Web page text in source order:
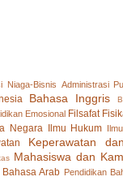
Niaga-Bisnis Administrasi
Bahasa Inggris
Emosional Filsafat
Negara Ilmu Hukum
Keperawatan
Mahasiswa dan
Arab Pendidikan